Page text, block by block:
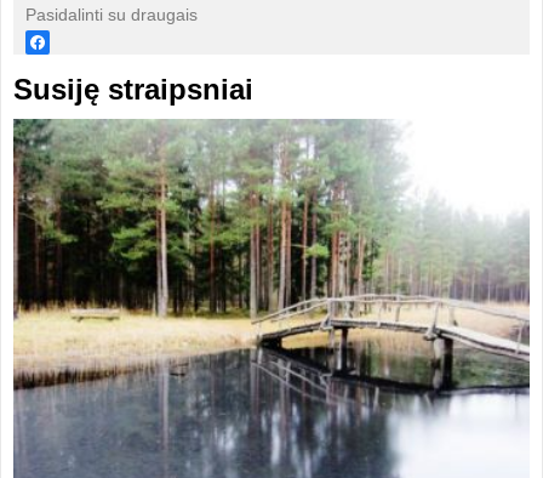
Pasidalinti su draugais
Susiję straipsniai